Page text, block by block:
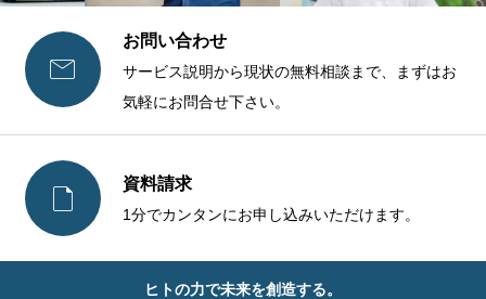

お問い合わせ
サービス説明から現状の無料相談まで、まずはお
気軽にお問合せ下さい。
 資料請求
1分でカンタンにお申し込みいただけます。
ヒトの力で未来を創造する。